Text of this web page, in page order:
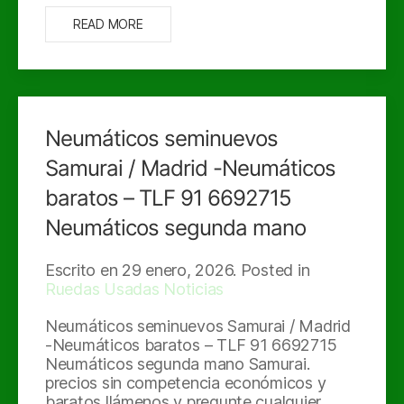
READ MORE
Neumáticos seminuevos
Samurai / Madrid -Neumáticos
baratos – TLF 91 6692715
Neumáticos segunda mano
Escrito en 29 enero, 2026. Posted in
Ruedas Usadas Noticias
Neumáticos seminuevos Samurai / Madrid
-Neumáticos baratos – TLF 91 6692715
Neumáticos segunda mano Samurai.
precios sin competencia económicos y